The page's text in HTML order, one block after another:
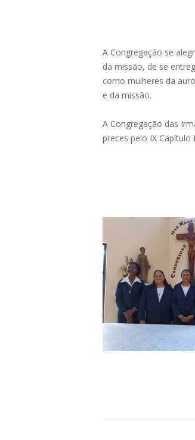
A Congregação se
da missão, de se
como mulheres da
e da missão.
A Congregação das
preces pelo IX Capítulo